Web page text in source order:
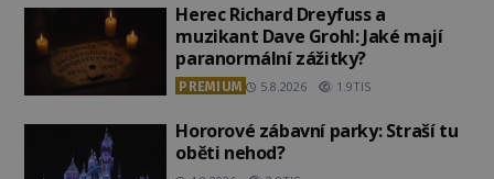
Herec Richard Dreyfuss a
muzikant Dave Grohl: Jaké mají
paranormální zážitky?
PREMIUM 5.8.2026 1.9TIS
Hororové zábavní parky: Straší tu
oběti nehod?